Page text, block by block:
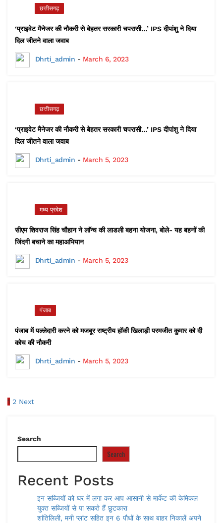
छत्तीसगढ़
‘प्राइवेट मैनेजर की नौकरी से बेहतर सरकारी चपरासी…’ IPS दीपांशु ने दिया
दिल जीतने वाला जवाब
Dhrti_admin - March 6, 2023
छत्तीसगढ़
‘प्राइवेट मैनेजर की नौकरी से बेहतर सरकारी चपरासी…’ IPS दीपांशु ने दिया
दिल जीतने वाला जवाब
Dhrti_admin - March 5, 2023
मध्य प्रदेश
सीएम शिवराज सिंह चौहान ने लाॅन्च की लाडली बहना योजना, बोले- यह बहनों की
जिंदगी बचाने का महाअभियान
Dhrti_admin - March 5, 2023
पंजाब
पंजाब में पल्लेदारी करने को मजबूर राष्ट्रीय हॉकी खिलाड़ी परमजीत कुमार को दी
कोच की नौकरी
Dhrti_admin - March 5, 2023
1 2 Next
Search
Search
Recent Posts
इन सब्जियों को घर में लगा कर आप आसानी से मार्केट की केमिकल
युक्त सब्जियों से पा सकते हैं छुटकारा
शांतिलिली, मनी प्लांट सहित इन 6 पौधों के साथ बाहर निकालें अपने